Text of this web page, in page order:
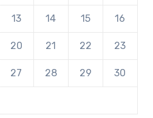
13 14 15 16
20 21 22 23
27 28 29 30